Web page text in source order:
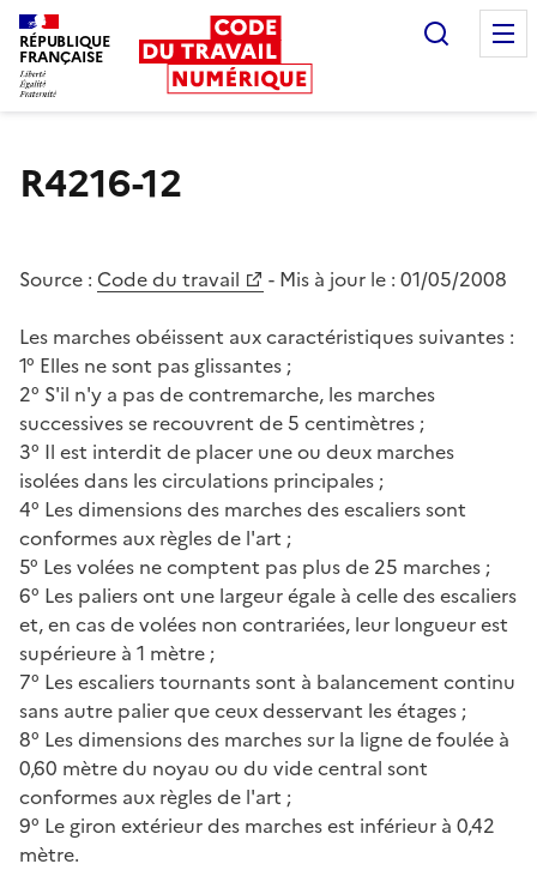
RÉPUBLIQUE
FRANÇAISE
R4216-12
Source : Code du travail - Mis à jour le : 01/05/2008
Les marches obéissent aux caractéristiques suivantes :
1° Elles ne sont pas glissantes ;
2° S'il n'y a pas de contremarche, les marches
successives se recouvrent de 5 centimètres ;
3° Il est interdit de placer une ou deux marches
isolées dans les circulations principales ;
4° Les dimensions des marches des escaliers sont
conformes aux règles de l'art ;
5° Les volées ne comptent pas plus de 25 marches ;
6° Les paliers ont une largeur égale à celle des escaliers
et, en cas de volées non contrariées, leur longueur est
supérieure à 1 mètre ;
7° Les escaliers tournants sont à balancement continu
sans autre palier que ceux desservant les étages ;
8° Les dimensions des marches sur la ligne de foulée à
0,60 mètre du noyau ou du vide central sont
conformes aux règles de l'art ;
9° Le giron extérieur des marches est inférieur à 0,42
mètre.